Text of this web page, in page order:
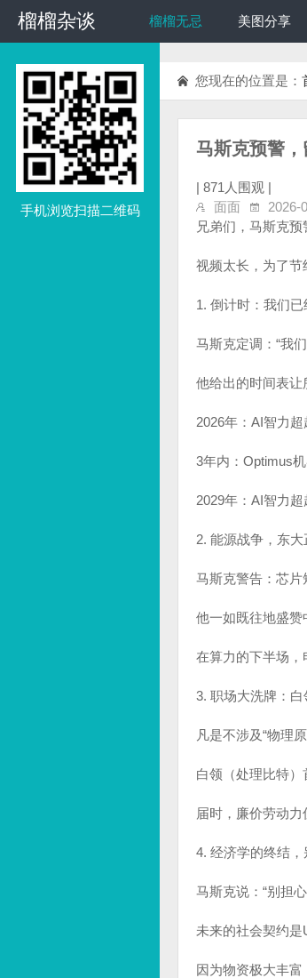
榴榴杂谈
榴榴杂谈 榴榴无忌 美图分享
手机浏览扫描二维码
您现在的位置是：
马斯克预警
| 871人围观 |
面面
2026-
兄弟们，马斯克预
视频太长，为了节
1. 倒计时：我们已
马斯克定调：“我
他给出的时间表让
2026年：AI智力超
3年内：Optimus
2029年：AI智力超
2. 能源战争，东大
马斯克警告：芯片
他一如既往地盛赞
在算力的下半场，
3. 职场大洗牌：
凡是不涉及“物理
白领（处理比特
届时，廉价劳动力
4. 经济学的终结，
马斯克说：“别担
未来的社会契约
因为物资极大丰富